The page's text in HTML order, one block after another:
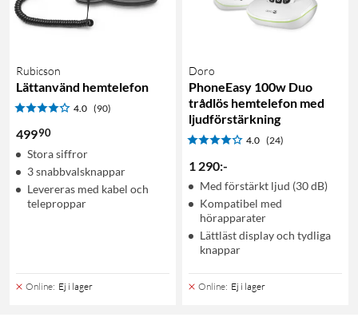
Rubicson
Lättanvänd hemtelefon
4.0 (90)
49990
Stora siffror
3 snabbvalsknappar
Levereras med kabel och
teleproppar
Online: Ej i lager
Doro
PhoneEasy 100w Duo
trådlös hemtelefon med
ljudförstärkning
4.0 (24)
1 290:-
Med förstärkt ljud (30 dB)
Kompatibel med
hörapparater
Lättläst display och tydliga
knappar
Online: Ej i lager